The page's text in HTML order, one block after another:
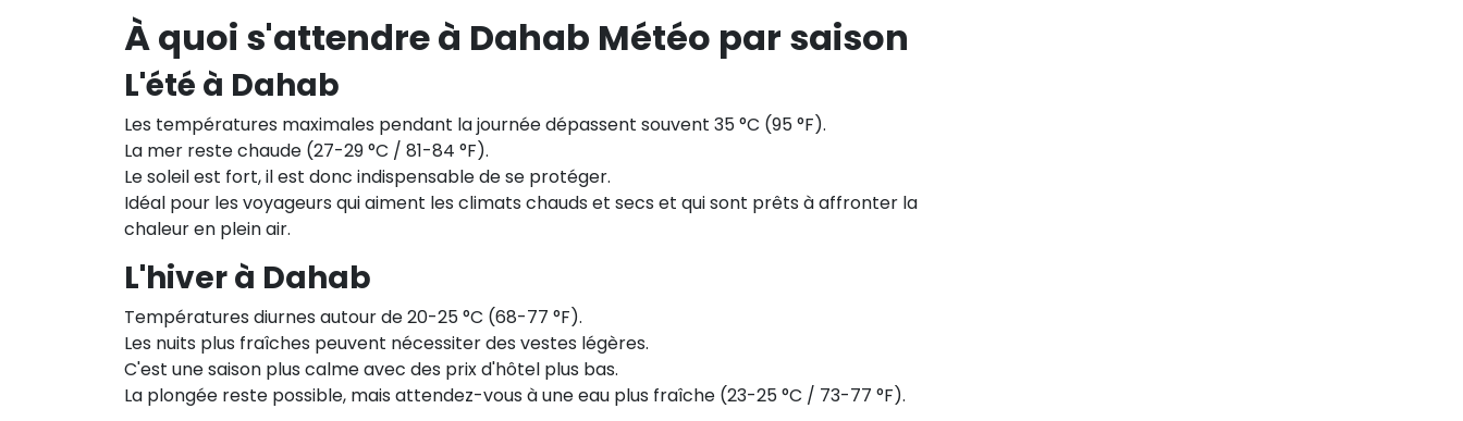
À quoi s'attendre à Dahab Météo par saison
L'été à Dahab
Les températures maximales pendant la journée dépassent souvent 35 °C (95 °F).
La mer reste chaude (27-29 °C / 81-84 °F).
Le soleil est fort, il est donc indispensable de se protéger.
Idéal pour les voyageurs qui aiment les climats chauds et secs et qui sont prêts à affronter la
chaleur en plein air.
L'hiver à Dahab
Températures diurnes autour de 20-25 °C (68-77 °F).
Les nuits plus fraîches peuvent nécessiter des vestes légères.
C'est une saison plus calme avec des prix d'hôtel plus bas.
La plongée reste possible, mais attendez-vous à une eau plus fraîche (23-25 °C / 73-77 °F).